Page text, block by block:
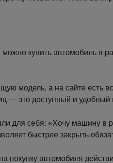
купить автомобиль в
модель, а на сайте есть
— это доступный и удобный
для себя: «Хочу машину в
быстрее закрыть
покупку автомобиля